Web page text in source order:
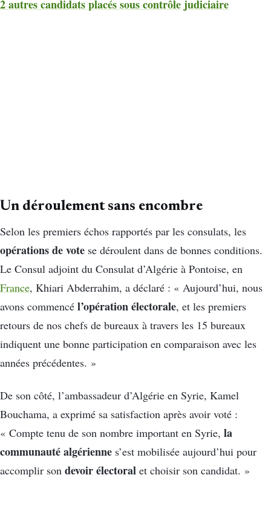
2 autres candidats placés sous contrôle judiciaire
Un déroulement sans encombre
Selon les premiers échos rapportés par les consulats, les
opérations de vote se déroulent dans de bonnes conditions.
Le Consul adjoint du Consulat d’Algérie à Pontoise, en
France, Khiari Abderrahim, a déclaré : « Aujourd’hui, nous
avons commencé l’opération électorale, et les premiers
retours de nos chefs de bureaux à travers les 15 bureaux
indiquent une bonne participation en comparaison avec les
années précédentes. »
De son côté, l’ambassadeur d’Algérie en Syrie, Kamel
Bouchama, a exprimé sa satisfaction après avoir voté :
« Compte tenu de son nombre important en Syrie, la
communauté algérienne s’est mobilisée aujourd’hui pour
accomplir son devoir électoral et choisir son candidat. »